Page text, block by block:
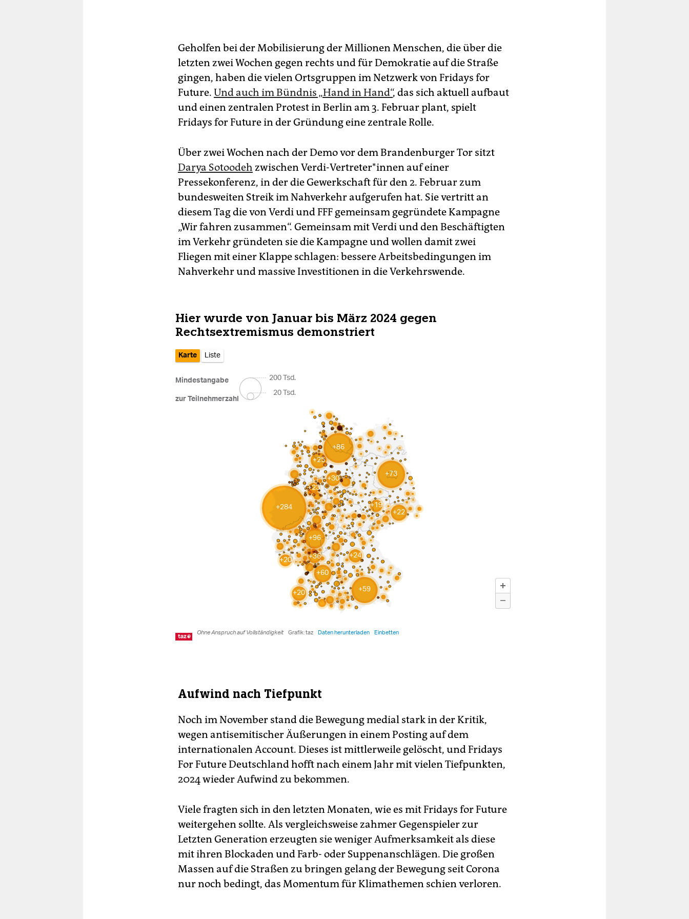
Geholfen bei der Mobilisierung der Millionen Menschen, die über die
letzten zwei Wochen gegen rechts und für Demokratie auf die Straße
gingen, haben die vielen Ortsgruppen im Netzwerk von Fridays for
Future. Und auch im Bündnis „Hand in Hand“, das sich aktuell aufbaut
und einen zentralen Protest in Berlin am 3. Februar plant, spielt
Fridays for Future in der Gründung eine zentrale Rolle.
Über zwei Wochen nach der Demo vor dem Brandenburger Tor sitzt
Darya Sotoodeh zwischen Verdi-Vertreter*innen auf einer
Pressekonferenz, in der die Gewerkschaft für den 2. Februar zum
bundesweiten Streik im Nahverkehr aufgerufen hat. Sie vertritt an
diesem Tag die von Verdi und FFF gemeinsam gegründete Kampagne
„Wir fahren zusammen“. Gemeinsam mit Verdi und den Beschäftigten
im Verkehr gründeten sie die Kampagne und wollen damit zwei
Fliegen mit einer Klappe schlagen: bessere Arbeitsbedingungen im
Nahverkehr und massive Investitionen in die Verkehrswende.
Aufwind nach Tiefpunkt
Noch im November stand die Bewegung medial stark in der Kritik,
wegen antisemitischer Äußerungen in einem Posting auf dem
internationalen Account. Dieses ist mittlerweile gelöscht, und Fridays
For Future Deutschland hofft nach einem Jahr mit vielen Tiefpunkten,
2024 wieder Aufwind zu bekommen.
Viele fragten sich in den letzten Monaten, wie es mit Fridays for Future
weitergehen sollte. Als vergleichsweise zahmer Gegenspieler zur
Letzten Generation erzeugten sie weniger Aufmerksamkeit als diese
mit ihren Blockaden und Farb- oder Suppenanschlägen. Die großen
Massen auf die Straßen zu bringen gelang der Bewegung seit Corona
nur noch bedingt, das Momentum für Klimathemen schien verloren.